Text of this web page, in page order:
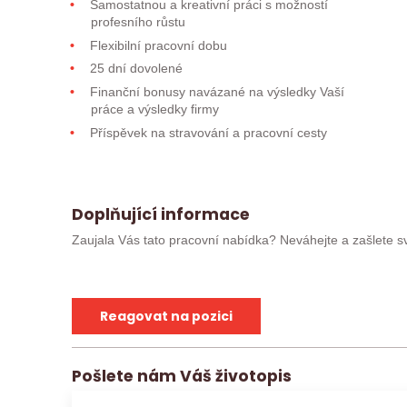
Samostatnou a kreativní práci s možností
profesního růstu
Flexibilní pracovní dobu
25 dní dovolené
Finanční bonusy navázané na výsledky Vaší
práce a výsledky firmy
Příspěvek na stravování a pracovní cesty
Doplňující informace
Zaujala Vás tato pracovní nabídka? Neváhejte a zašlete
absolvoval/a pohovor, můžete kontaktovat přímo svého
Uchazeče, kteří postoupí do užšího kola, budeme
nalezneme jinou vhodnou pracovní nabídku.
(životopis, případně další materiály) zpracovávat v
Reagovat na pozici
Pošlete nám Váš životopis